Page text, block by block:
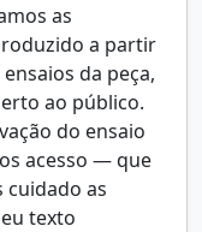
as
a partir
da peça,
ao público.
do ensaio
acesso — que
as
texto